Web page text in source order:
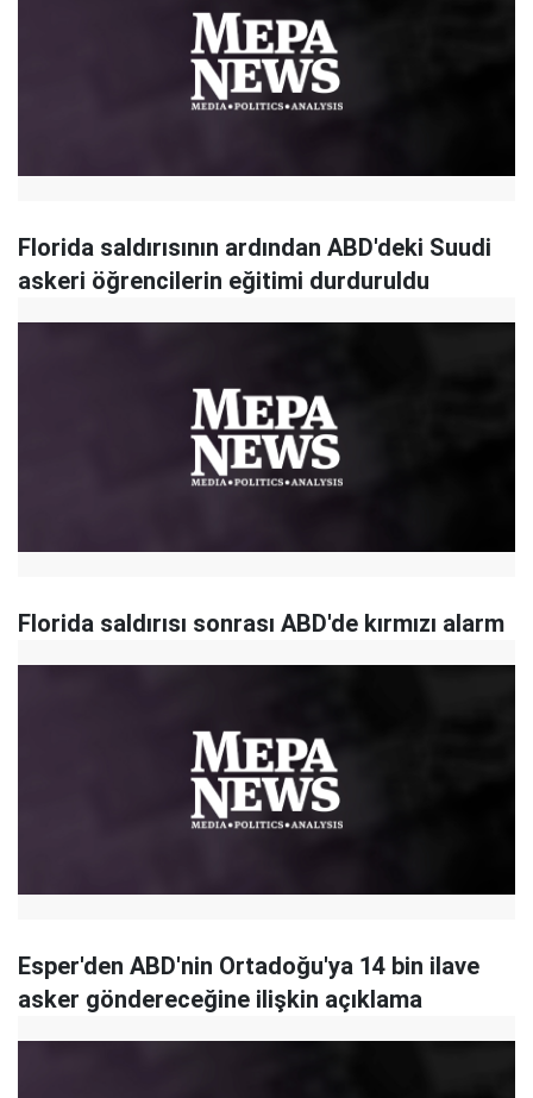
Florida saldırısının ardından ABD'deki Suudi
askeri öğrencilerin eğitimi durduruldu
Florida saldırısı sonrası ABD'de kırmızı alarm
Esper'den ABD'nin Ortadoğu'ya 14 bin ilave
asker göndereceğine ilişkin açıklama